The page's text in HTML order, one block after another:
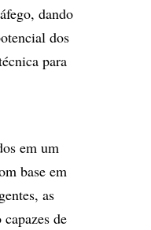
dando
dos
para
em um
base em
as
de